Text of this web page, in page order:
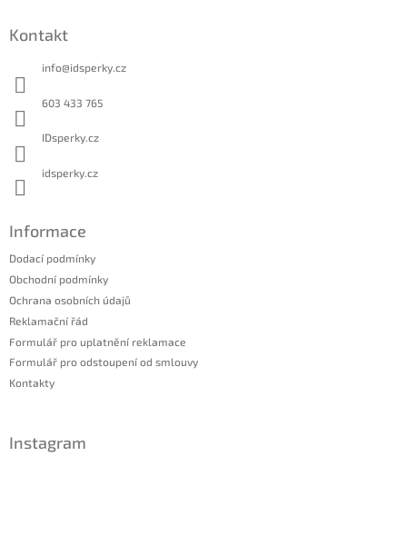
Kontakt
info@idsperky.cz
603 433 765
IDsperky.cz
idsperky.cz
Informace
Dodací podmínky
Obchodní podmínky
Ochrana osobních údajů
Reklamační řád
Formulář pro uplatnění reklamace
Formulář pro odstoupení od smlouvy
Kontakty
Instagram